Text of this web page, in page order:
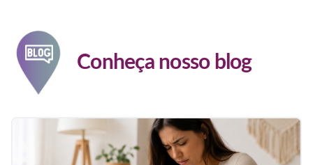
Conheça nosso blog